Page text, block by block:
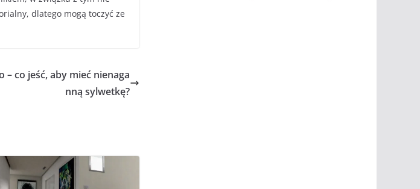
dlatego mogą toczyć ze
– co jeść, aby mieć nienaga
nną sylwetkę?